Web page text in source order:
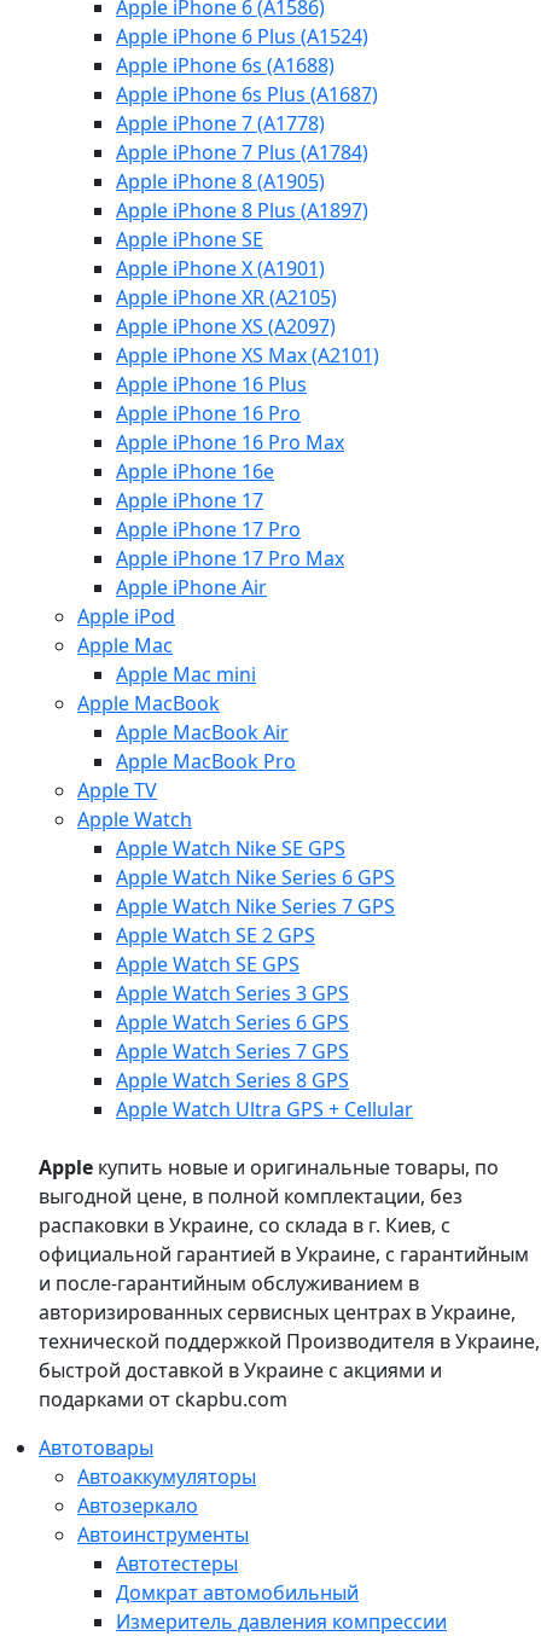
Apple iPhone 6 (A1586)
Apple iPhone 6 Plus (A1524)
Apple iPhone 6s (A1688)
Apple iPhone 6s Plus (A1687)
Apple iPhone 7 (A1778)
Apple iPhone 7 Plus (A1784)
Apple iPhone 8 (A1905)
Apple iPhone 8 Plus (A1897)
Apple iPhone SE
Apple iPhone X (A1901)
Apple iPhone XR (A2105)
Apple iPhone XS (A2097)
Apple iPhone XS Max (A2101)
Apple iPhone 16 Plus
Apple iPhone 16 Pro
Apple iPhone 16 Pro Max
Apple iPhone 16e
Apple iPhone 17
Apple iPhone 17 Pro
Apple iPhone 17 Pro Max
Apple iPhone Air
Apple iPod
Apple Mac
Apple Mac mini
Apple MacBook
Apple MacBook Air
Apple MacBook Pro
Apple TV
Apple Watch
Apple Watch Nike SE GPS
Apple Watch Nike Series 6 GPS
Apple Watch Nike Series 7 GPS
Apple Watch SE 2 GPS
Apple Watch SE GPS
Apple Watch Series 3 GPS
Apple Watch Series 6 GPS
Apple Watch Series 7 GPS
Apple Watch Series 8 GPS
Apple Watch Ultra GPS + Cellular
Apple купить новые и оригинальные товары, по
выгодной цене, в полной комплектации, без
распаковки в Украине, со склада в г. Киев, с
официальной гарантией в Украине, с гарантийным
и после-гарантийным обслуживанием в
авторизированных сервисных центрах в Украине,
технической поддержкой Производителя в Украине,
быстрой доставкой в Украине с акциями и
подарками от ckapbu.com
Автотовары
Автоаккумуляторы
Автозеркало
Автоинструменты
Автотестеры
Домкрат автомобильный
Измеритель давления компрессии